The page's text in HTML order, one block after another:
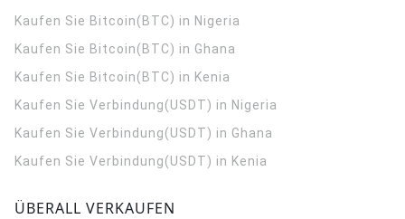
Kaufen Sie Bitcoin(BTC) in Nigeria
Kaufen Sie Bitcoin(BTC) in Ghana
Kaufen Sie Bitcoin(BTC) in Kenia
Kaufen Sie Verbindung(USDT) in Nigeria
Kaufen Sie Verbindung(USDT) in Ghana
Kaufen Sie Verbindung(USDT) in Kenia
ÜBERALL VERKAUFEN